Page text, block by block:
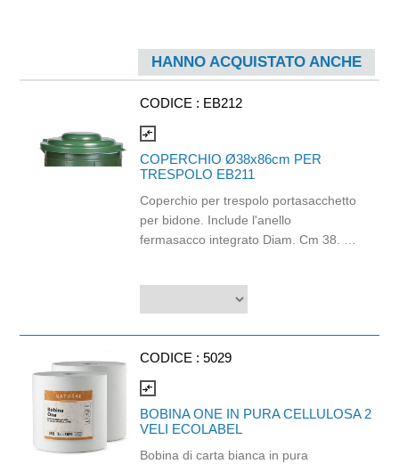
HANNO ACQUISTATO ANCHE
CODICE : EB212
compare_arrows
COPERCHIO Ø38x86cm PER
TRESPOLO EB211
Coperchio per trespolo portasacchetto
per bidone. Include l'anello
fermasacco integrato Diam. Cm 38. H.
CODICE : 5029
compare_arrows
BOBINA ONE IN PURA CELLULOSA 2
VELI ECOLABEL
Bobina di carta bianca in pura